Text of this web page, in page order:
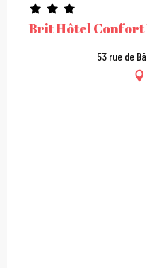
Brit Hôtel Confort
53 rue de